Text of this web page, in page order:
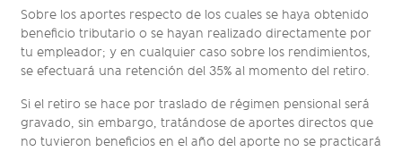
Sobre los aportes respecto de los cuales se haya obtenido
beneficio tributario o se hayan realizado directamente por
tu empleador; y en cualquier caso sobre los rendimientos,
se efectuará una retención del 35% al momento del retiro.
Si el retiro se hace por traslado de régimen pensional será
gravado, sin embargo, tratándose de aportes directos que
no tuvieron beneficios en el año del aporte no se practicará